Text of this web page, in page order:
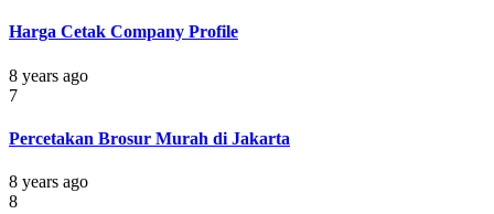
Harga Cetak Company Profile
8 years ago
7
Percetakan Brosur Murah di Jakarta
8 years ago
8